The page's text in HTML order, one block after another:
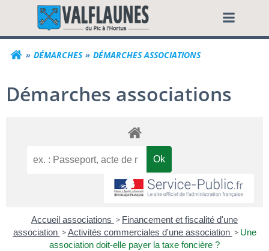
contenuCommune de
DÉMARCHES DÉMARCHES ASSOCIATIONS
Démarches associations
Accueil associations > Financement et fiscalité d'une
association > Activités commerciales d'une association > Une
association doit-elle payer la taxe foncière ?